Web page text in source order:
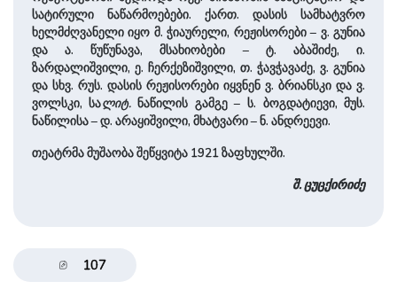
სატირული ნაწარმოებები. ქართ. დასის სამხატვრო
ხელმძღვანელი იყო მ. ჭიაურელი, რეჟისორები – ვ. გუნია
და ა. წუწუნავა, მსახიობები – ტ. აბაშიძე, ი.
ზარდალიშვილი, ე. ჩერქეზიშვილი, თ. ჭავჭავაძე, ვ. გუნია
და სხვ. რუს. დასის რეჟისორები იყვნენ ვ. ბრიანსკი და ვ.
ვოლსკი, სალიტ.ნაწილის გამგე – ს. ბოგდატიევი, მუს.
ნაწილისა – დ. არაყიშვილი, მხატვარი – ნ. ანდრეევი.
თეატრმა მუშაობა შეწყვიტა 1921 ზაფხულში.
შ. ცუცქირიძე
107